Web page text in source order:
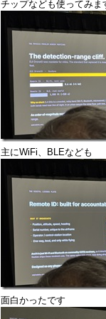
チップなども使ってみま
主にWiFi、BLEなども
面白かったです